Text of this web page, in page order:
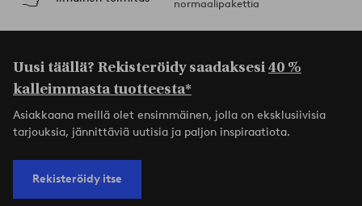
normaalipakettia
Uusi täällä? Rekisteröidy saadaksesi40 %
kalleimmasta tuotteesta*
Asiakkaana meillä olet ensimmäinen, jolla on eksklusiivisia
tarjouksia, jännittäviä uutisia ja paljon inspiraatiota.
Rekisteröidy itse